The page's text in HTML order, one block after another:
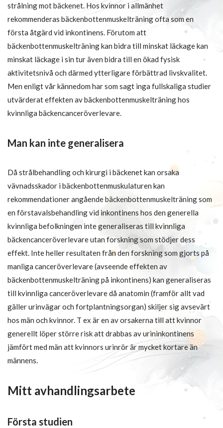
strålning mot bäckenet. Hos kvinnor i allmänhet
rekommenderas bäckenbottenmuskelträning ofta som en
första åtgärd vid inkontinens. Förutom att
bäckenbottenmuskelträning kan bidra till minskat läckage kan
minskat läckage i sin tur även bidra till en ökad fysisk
aktivitetsnivå och därmed ytterligare förbättrad livskvalitet.
Men enligt vår kännedom har som sagt inga fullskaliga studier
utvärderat effekten av bäckenbottenmuskelträning hos
kvinnliga bäckencanceröverlevare.
Man kan inte generalisera
Då strålbehandling och kirurgi i bäckenet kan orsaka
vävnadsskador i bäckenbottenmuskulaturen kan
rekommendationer angående bäckenbottenmuskelträning som
en förstavalsbehandling vid inkontinens hos den generella
kvinnliga befolkningen inte generaliseras till kvinnliga
bäckencanceröverlevare utan forskning som stödjer dess
effekt. Inte heller resultaten från den forskning som gjorts på
manliga canceröverlevare (avseende effekten av
bäckenbottenmuskelträning på inkontinens) kan generaliseras
till kvinnliga canceröverlevare då anatomin (framför allt vad
gäller urinvägar och fortplantningsorgan) skiljer sig avsevärt
hos män och kvinnor. T ex är en av orsakerna till att kvinnor
generellt löper större risk att drabbas av urininkontinens
jämfört med män att kvinnors urinrör är mycket kortare än
männens.
Mitt avhandlingsarbete
Första studien